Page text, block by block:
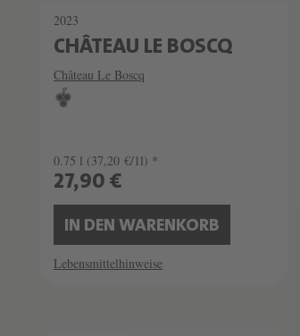
2023
CHÂTEAU LE BOSCQ
Château Le Boscq
0.75 l (37,20 €/1l) *
27,90 €
IN DEN WARENKORB
Lebensmittelhinweise